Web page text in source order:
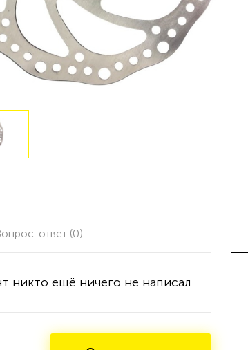
ответ (0)
никто ещё ничего не написал